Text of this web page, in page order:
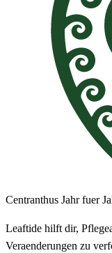
Centranthus Jahr fuer
Leaftide hilft dir,
Veraenderungen zu